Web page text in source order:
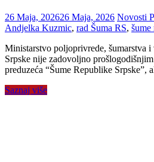
26 Maja, 202626 Maja, 2026 Novosti
Andjelka Kuzmic, rad Šuma RS, šume
Ministarstvo poljoprivrede, šumarstva
Srpske nije zadovoljno
preduzeća “Šume Republike Srpske”,
Saznaj više